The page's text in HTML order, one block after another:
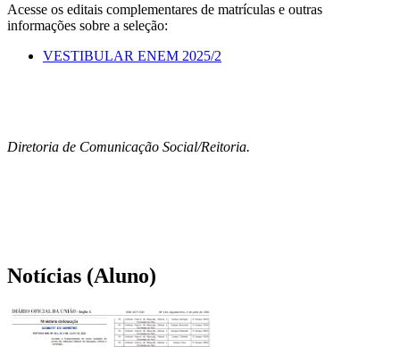
Acesse os editais complementares de matrículas e outras
informações sobre a seleção:
VESTIBULAR ENEM 2025/2
Diretoria de Comunicação Social/Reitoria.
Notícias (Aluno)